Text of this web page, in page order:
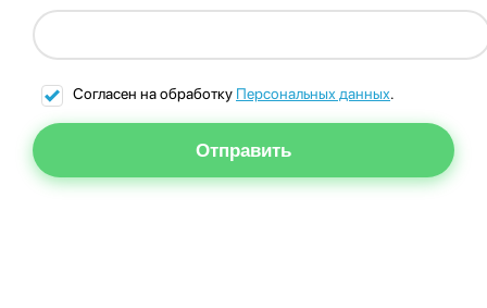
Согласен на обработку Персональных данных.
Отправить